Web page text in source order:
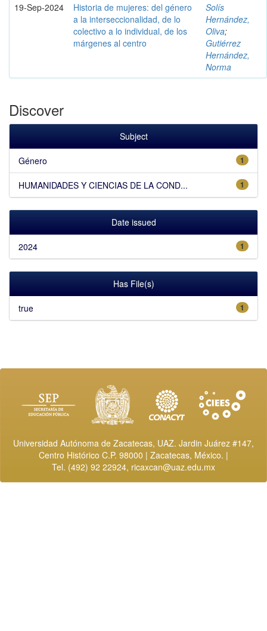
19-Sep-2024
Historia de mujeres: del género
a la interseccionalidad, de lo
colectivo a lo individual, de los
márgenes al centro
Solís
Hernández,
Oliva;
Gutiérrez
Hernández,
Norma
Discover
Subject
1
Género
1
HUMANIDADES Y CIENCIAS DE LA COND...
Date issued
1
2024
Has File(s)
1
true
Universidad Autónoma de Zacatecas, UAZ. Jardin Juárez #147,
Centro Histórico C.P. 98000 | Zacatecas, México. |
Tel. (492) 92 22924, ricaxcan@uaz.edu.mx